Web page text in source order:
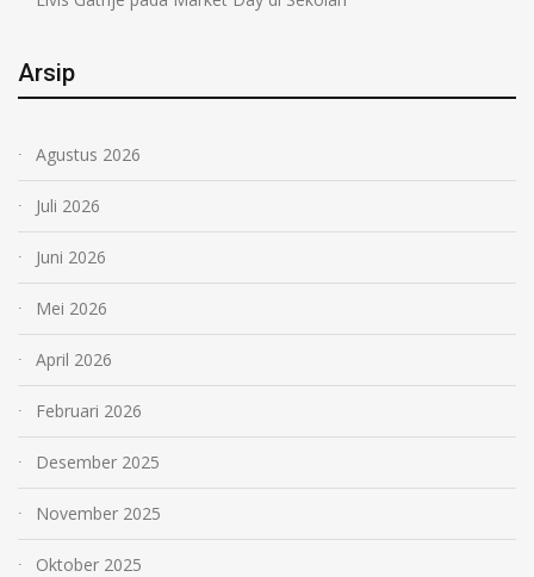
Arsip
Agustus 2026
Juli 2026
Juni 2026
Mei 2026
April 2026
Februari 2026
Desember 2025
November 2025
Oktober 2025